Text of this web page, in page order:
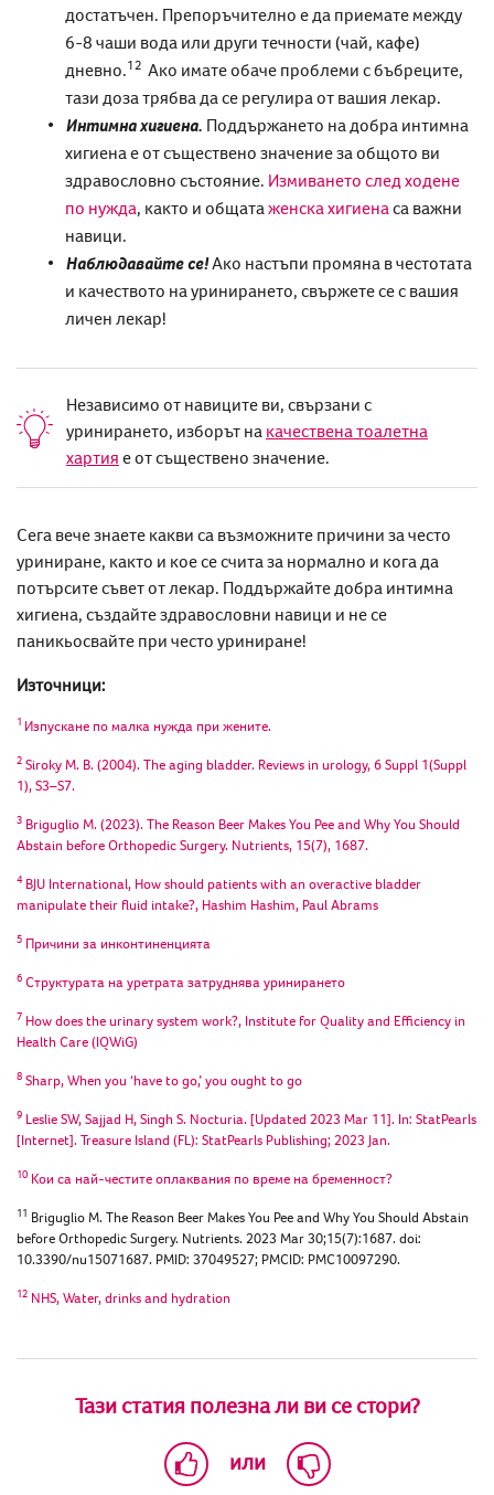
достатъчен. Препоръчително е да приемате между
6-8 чаши вода или други течности (чай, кафе)
дневно.12 Ако имате обаче проблеми с бъбреците,
тази доза трябва да се регулира от вашия лекар.
Интимна хигиена. Поддържането на добра интимна
хигиена е от съществено значение за общото ви
здравословно състояние. Измиването след ходене
по нужда, както и общатаженска хигиенаса важни
навици.
Наблюдавайте се!Ако настъпи промяна в честотата
и качеството на уринирането, свържете се с вашия
личен лекар!
Независимо от навиците ви, свързани с
уринирането, изборът на качествена тоалетна
хартия е от съществено значение.
Сега вече знаете какви са възможните причини зачесто
уриниране, както и кое се счита за нормално и кога да
потърсите съвет от лекар. Поддържайте добра интимна
хигиена, създайте здравословни навици и не се
паникьосвайте при често уриниране!
Източници:
1 Изпускане по малка нужда при жените.
2 Siroky M. B. (2004). The aging bladder. Reviews in urology, 6 Suppl 1(Suppl
1), S3–S7.
3 Briguglio M. (2023). The Reason Beer Makes You Pee and Why You Should
Abstain before Orthopedic Surgery. Nutrients, 15(7), 1687.
4 BJU International, How should patients with an overactive bladder
manipulate their fluid intake?, Hashim Hashim, Paul Abrams
5 Причини за инконтиненцията
6 Структурата на уретрата затруднява уринирането
7 How does the urinary system work?, Institute for Quality and Efficiency in
Health Care (IQWiG)
8 Sharp, When you ‘have to go,’ you ought to go
9 Leslie SW, Sajjad H, Singh S. Nocturia. [Updated 2023 Mar 11]. In: StatPearls
[Internet]. Treasure Island (FL): StatPearls Publishing; 2023 Jan.
10 Кои са най-честите оплаквания по време на бременност?
11 Briguglio M. The Reason Beer Makes You Pee and Why You Should Abstain
before Orthopedic Surgery. Nutrients. 2023 Mar 30;15(7):1687. doi:
10.3390/nu15071687. PMID: 37049527; PMCID: PMC10097290.
12 NHS, Water, drinks and hydration
Тази статия полезна ли ви се стори?
или